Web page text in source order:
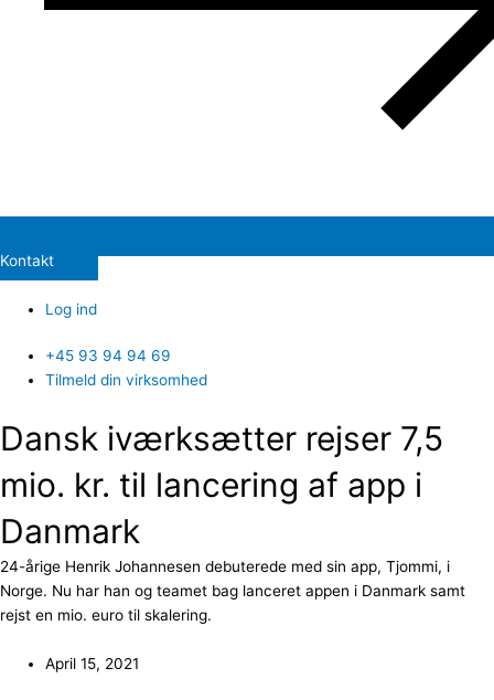
Kontakt
Log ind
+45 93 94 94 69
Tilmeld din virksomhed
Dansk iværksætter rejser 7,5
mio. kr. til lancering af app i
Danmark
24-årige Henrik Johannesen debuterede med sin app, Tjommi, i
Norge. Nu har han og teamet bag lanceret appen i Danmark samt
rejst en mio. euro til skalering.
April 15, 2021